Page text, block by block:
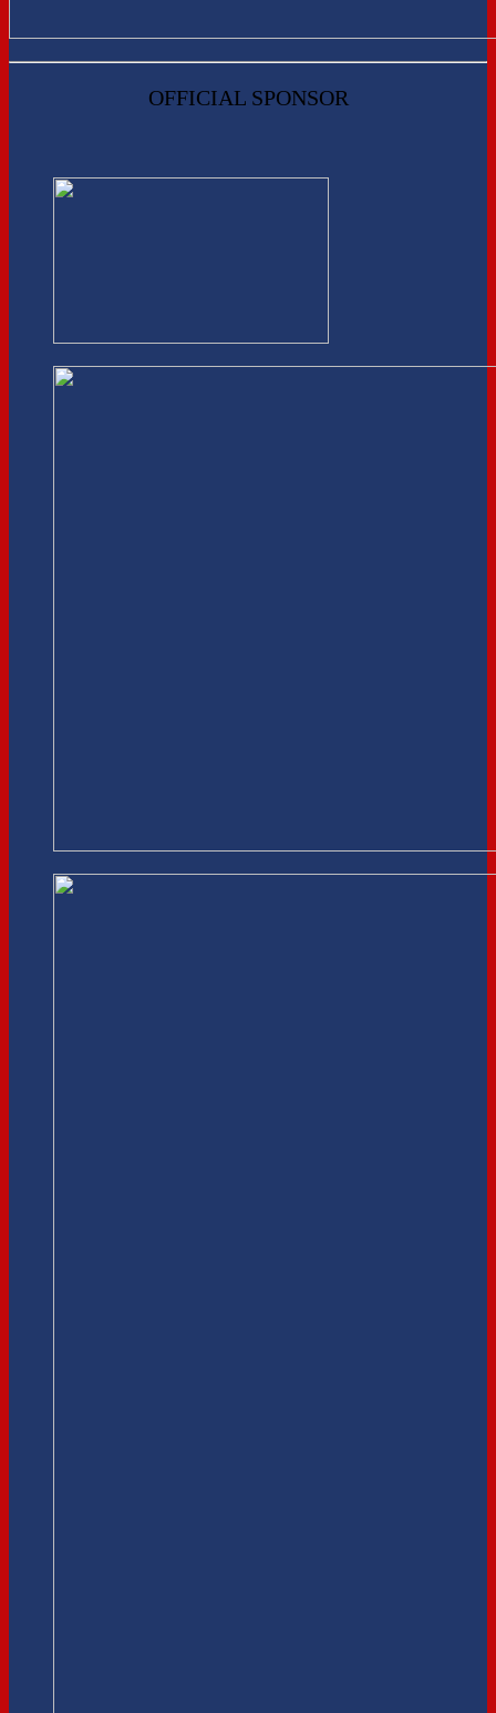
OFFICIAL SPONSOR